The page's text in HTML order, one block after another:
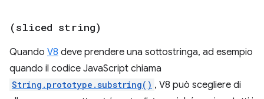
(sliced string)
Quando V8 deve prendere una sottostringa, ad esempio
quando il codice JavaScript chiama
String.prototype.substring() , V8 può scegliere di